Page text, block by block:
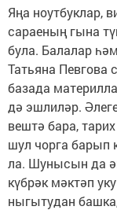
Яңа ноут­бук­лар,
са­ра­е­ның гы­на
бу­ла. Ба­ла­лар
Тать­я­на Пев­го­ва
ба­за­да
дә эш­ли­ләр.
веш­тә ба­ра,
шул чор­га ба­рып
ла. Шу­ны­сын да
күб­рәк мәк­тәп
ны­гы­ту­дан